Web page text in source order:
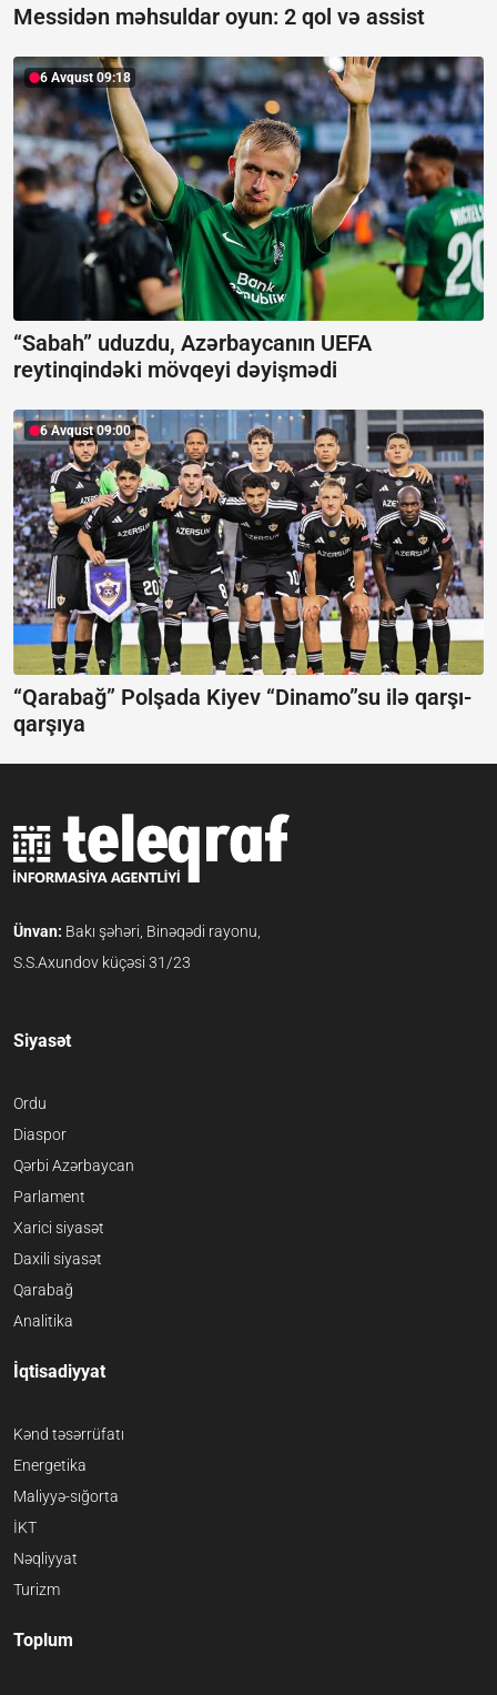
Messidən məhsuldar oyun: 2 qol və assist
6 Avqust 09:18
“Sabah” uduzdu, Azərbaycanın UEFA
reytinqindəki mövqeyi dəyişmədi
6 Avqust 09:00
“Qarabağ” Polşada Kiyev “Dinamo”su ilə qarşı-
qarşıya
Ünvan: Bakı şəhəri, Binəqədi rayonu,
S.S.Axundov küçəsi 31/23
Siyasət
Ordu
Diaspor
Qərbi Azərbaycan
Parlament
Xarici siyasət
Daxili siyasət
Qarabağ
Analitika
İqtisadiyyat
Kənd təsərrüfatı
Energetika
Maliyyə-sığorta
İKT
Nəqliyyat
Turizm
Toplum